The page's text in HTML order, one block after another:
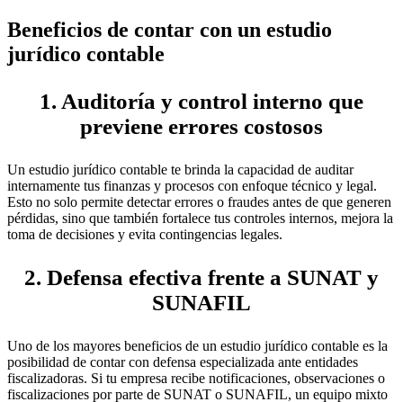
Beneficios de contar con un estudio
jurídico contable
1. Auditoría y control interno que
previene errores costosos
Un estudio jurídico contable te brinda la capacidad de auditar
internamente tus finanzas y procesos con enfoque técnico y legal.
Esto no solo permite detectar errores o fraudes antes de que generen
pérdidas, sino que también fortalece tus controles internos, mejora la
toma de decisiones y evita contingencias legales.
2. Defensa efectiva frente a SUNAT y
SUNAFIL
Uno de los mayores beneficios de un estudio jurídico contable es la
posibilidad de contar con defensa especializada ante entidades
fiscalizadoras. Si tu empresa recibe notificaciones, observaciones o
fiscalizaciones por parte de SUNAT o SUNAFIL, un equipo mixto